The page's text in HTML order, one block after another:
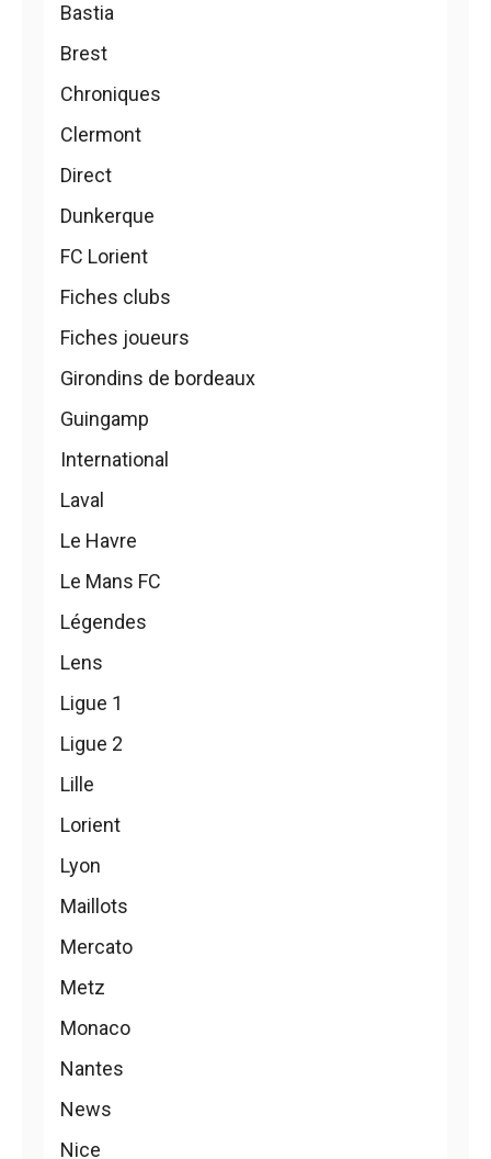
Bastia
Brest
Chroniques
Clermont
Direct
Dunkerque
FC Lorient
Fiches clubs
Fiches joueurs
Girondins de bordeaux
Guingamp
International
Laval
Le Havre
Le Mans FC
Légendes
Lens
Ligue 1
Ligue 2
Lille
Lorient
Lyon
Maillots
Mercato
Metz
Monaco
Nantes
News
Nice